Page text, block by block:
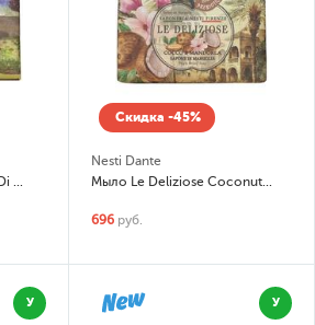
Мыло Le Deliziose Frutti Di Bosko (Лесные ягоды)
Скидка -45%
Nesti Dante
Мыло Le Deliziose Coconut & Almond (Кокос и миндаль)
696 руб.
У У